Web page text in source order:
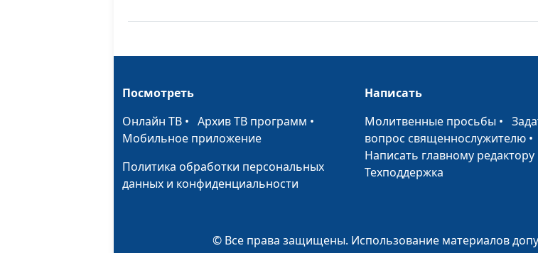
Посмотреть
Онлайн ТВ • Архив ТВ программ •
Мобильное приложение
Политика обработки персональных
данных и конфиденциальности
Написать
Молитвенные просьбы •
вопрос священнослужителю •
Написать главному редактору
Техподдержка
© Все права защищены. Использование материалов